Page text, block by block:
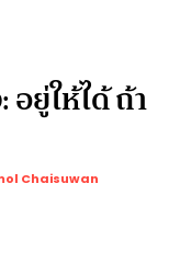
ยู่ให้ได้ ถ้า
Chaisuwan